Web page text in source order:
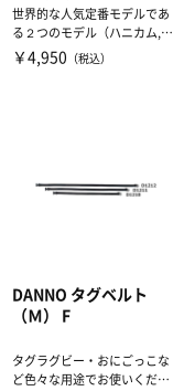
世界的な人気定番モデルであ
る２つのモデル（ハニカム,ク
ラブ）を上下で組み合わせ
￥4,950 （税込）
DANNO タグベルト
（Ｍ） F
タグラグビー・おにごっこな
ど色々な用途でお使いくださ